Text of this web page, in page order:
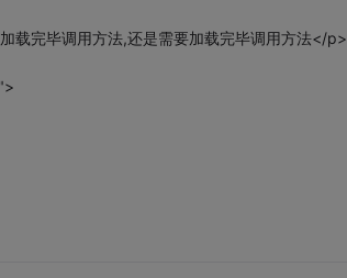
载完毕调用方法,还是需要加载完毕调用方法</p>